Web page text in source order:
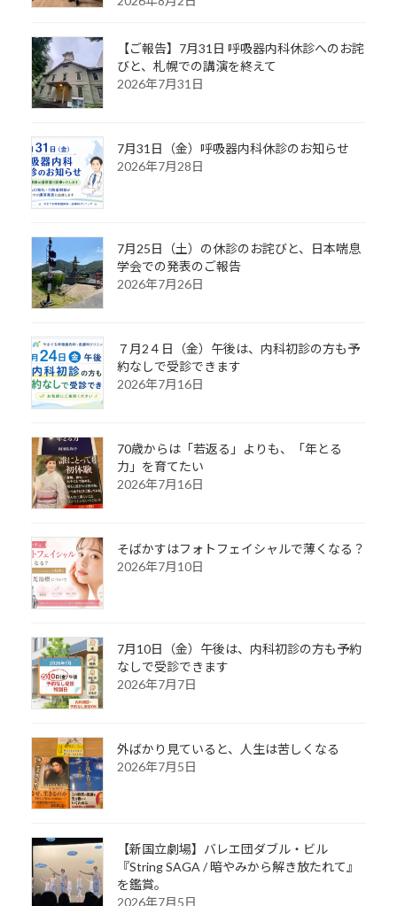
【ご報告】7月31日 呼吸器内科休診へのお詫
びと、札幌での講演を終えて
2026年7月31日
7月31日（金）呼吸器内科休診のお知らせ
2026年7月28日
7月25日（土）の休診のお詫びと、日本喘息
学会での発表のご報告
2026年7月26日
７月2４日（金）午後は、内科初診の方も予
約なしで受診できます
2026年7月16日
70歳からは「若返る」よりも、「年とる
力」を育てたい
2026年7月16日
そばかすはフォトフェイシャルで薄くなる？
2026年7月10日
7月10日（金）午後は、内科初診の方も予約
なしで受診できます
2026年7月7日
外ばかり見ていると、人生は苦しくなる
2026年7月5日
【新国立劇場】バレエ団ダブル・ビル
『String SAGA / 暗やみから解き放たれて』
を鑑賞。
2026年7月5日